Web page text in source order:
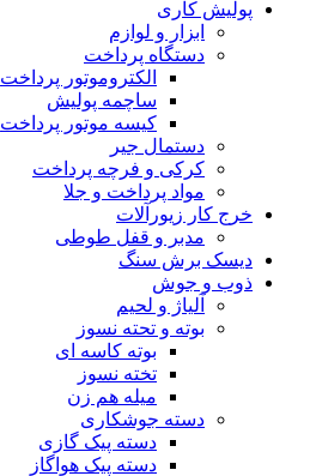
پولیش کاری
ابزار و لوازم
دستگاه پرداخت
الکتروموتور پرداخت
ساچمه پولیش
کیسه موتور پرداخت
دستمال جیر
کرکی و فرچه پرداخت
مواد پرداخت و جلا
خرج کار زیورآلات
مدبر و قفل طوطی
دیسک برش سنگ
ذوب و جوش
آلیاژ و لحیم
بوته و تحته نسوز
بوته کاسه ای
تخته نسوز
میله هم زن
دسته جوشکاری
دسته پیک گازی
دسته پیک هواگاز